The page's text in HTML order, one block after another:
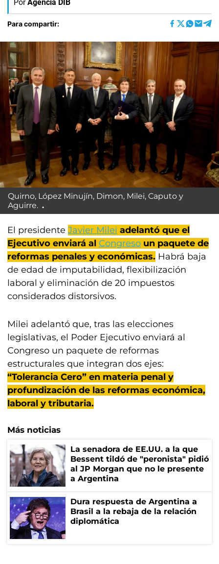
Por Agencia DIB
Para compartir:
Quirno, López Minujín, Dimon, Milei, Caputo y
Aguirre.
El presidente Javier Milei adelantó que el
Ejecutivo enviará al Congreso un paquete de
reformas penales y económicas. Habrá baja
de edad de imputabilidad, flexibilización
laboral y eliminación de 20 impuestos
considerados distorsivos.
Milei adelantó que, tras las elecciones
legislativas, el Poder Ejecutivo enviará al
Congreso un paquete de reformas
estructurales que integran dos ejes:
“Tolerancia Cero” en materia penal y
profundización de las reformas económica,
laboral y tributaria.
Más noticias
La senadora de EE.UU. a la que
Bessent tildó de "peronista" pidió
al JP Morgan que no le presente
a Argentina
Dura respuesta de Argentina a
Brasil a la rebaja de la relación
diplomática